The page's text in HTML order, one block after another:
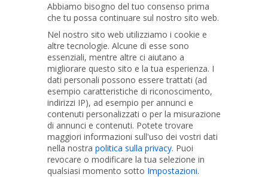
16015 Casella (GE) – Italy
01079200299
PRODOTTI
Tubi PVC
Raccordi PVC
Tubi e Raccordi in PVC-A
Pozzi Artesiani
Abbiamo bisogno del tuo consenso prima
che tu possa continuare sul nostro sito web.
Nel nostro sito web utilizziamo i cookie e
altre tecnologie. Alcune di esse sono
essenziali, mentre altre ci aiutano a
migliorare questo sito e la tua esperienza. I
dati personali possono essere trattati (ad
esempio caratteristiche di riconoscimento,
indirizzi IP), ad esempio per annunci e
contenuti personalizzati o per la misurazione
di annunci e contenuti. Potete trovare
maggiori informazioni sull'uso dei vostri dati
nella nostra politica sulla privacy. Puoi
revocare o modificare la tua selezione in
qualsiasi momento sotto Impostazioni.